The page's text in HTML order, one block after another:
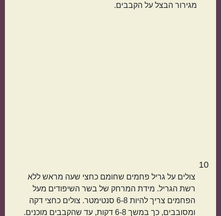
מגירור הבצל על הקבבים.
10
צולים על גריל פחמים שחומם כחצי שעה מראש ללא
רשת הגריל. מידת המרחק של בשר השיפודים מעל
הפחמים צריך להיות 6-8 סנטימטר. צולים כחצי דקה
ומסובבים, כך במשך 6-8 דקות, עד שהקבבים מוכנים.